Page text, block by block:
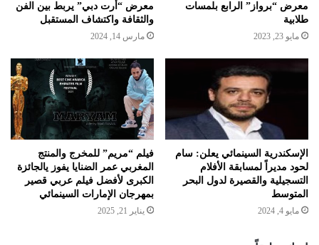
معرض “برواز” الرابع بلمسات
طلابية
مايو 23, 2023
معرض “أرت دبي” يربط بين الفن
والثقافة واكتشاف المستقبل
مارس 14, 2024
الإسكندرية السينمائي يعلن: سام
لحود مديراً لمسابقة الأفلام
التسجيلية والقصيرة لدول البحر
المتوسط
مايو 4, 2024
فيلم “مريم” للمخرج والمنتج
المغربي عمر الضنايا يفوز يالجائزة
الكبرى لأفضل فيلم عربي قصير
بمهرجان الإمارات السينمائي
يناير 21, 2025